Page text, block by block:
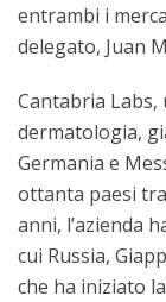
entrambi i
delegato, Juan
Cantabria Labs,
dermatologia,
Germania e
ottanta paesi
anni, l’azienda
cui Russia,
che ha iniziato